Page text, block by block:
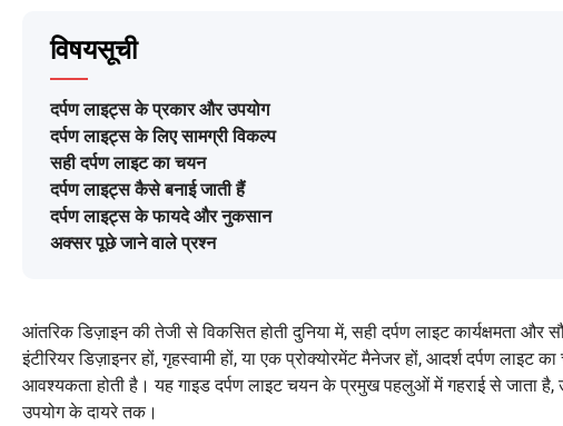
विषयसूची
दर्पण लाइट्स के प्रकार और उपयोग
दर्पण लाइट्स के लिए सामग्री विकल्प
सही दर्पण लाइट का चयन
दर्पण लाइट्स कैसे बनाई जाती हैं
दर्पण लाइट्स के फायदे और नुकसान
अक्सर पूछे जाने वाले प्रश्न
आंतरिक डिज़ाइन की तेजी से विकसित होती दुनिया में, सही दर्पण लाइट कार्यक्षमता
इंटीरियर डिज़ाइनर हों, गृहस्वामी हों, या एक प्रोक्योरमेंट मैनेजर हों, आदर्श दर्पण
आवश्यकता होती है। यह गाइड दर्पण लाइट चयन के प्रमुख पहलुओं में गहराई से जाता
उपयोग के दायरे तक।